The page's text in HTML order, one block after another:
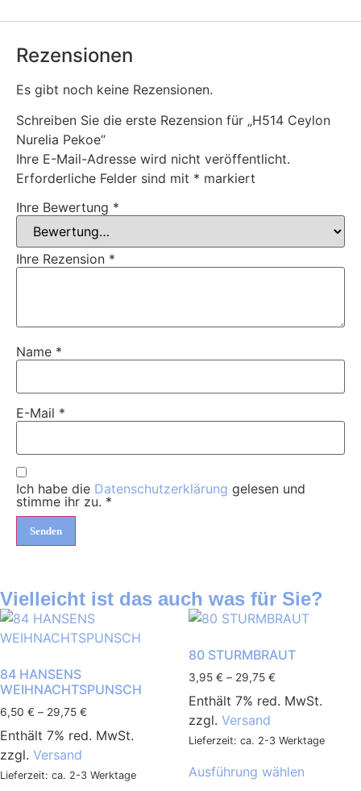
Rezensionen
Es gibt noch keine Rezensionen.
Schreiben Sie die erste Rezension für „H514 Ceylon
Nurelia Pekoe“
Ihre E-Mail-Adresse wird nicht veröffentlicht.
Erforderliche Felder sind mit * markiert
Ihre Bewertung *
Ihre Rezension *
Name *
E-Mail *
Ich habe die Datenschutzerklärung gelesen und
stimme ihr zu. *
Vielleicht ist das auch was für Sie?
84 HANSENS
WEIHNACHTSPUNSCH
6,50 € – 29,75 €
Enthält 7% red. MwSt.
zzgl. Versand
Lieferzeit: ca. 2-3 Werktage
80 STURMBRAUT
3,95 € – 29,75 €
Enthält 7% red. MwSt.
zzgl. Versand
Lieferzeit: ca. 2-3 Werktage
Ausführung wählen